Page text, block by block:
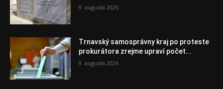
9. augusta 2026
Trnavský samosprávny kraj po proteste
prokurátora zrejme upraví počet...
9. augusta 2026